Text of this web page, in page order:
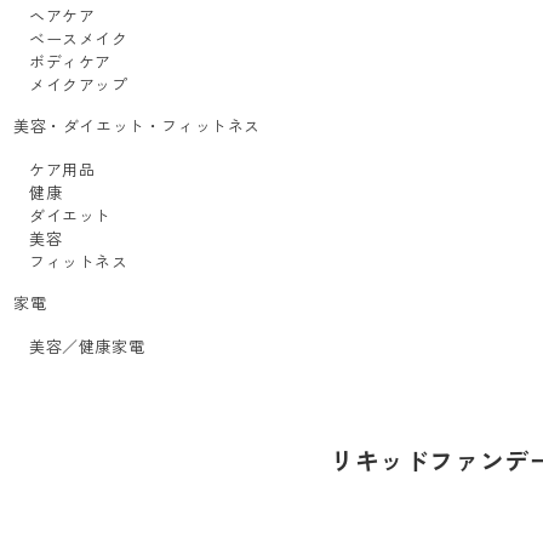
ヘアケア
ベースメイク
ボディケア
メイクアップ
美容・ダイエット・フィットネス
ケア用品
健康
ダイエット
美容
フィットネス
家電
美容／健康家電
リキッドファンデ